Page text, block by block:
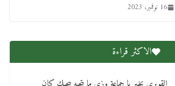
16 نوفمبر، 2023
الاكثر قراءة